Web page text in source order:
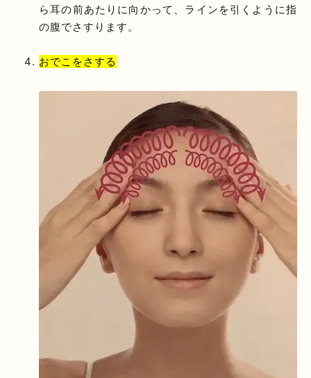
ら耳の前あたりに向かって、ラインを引くように指
の腹でさすります。
おでこをさする